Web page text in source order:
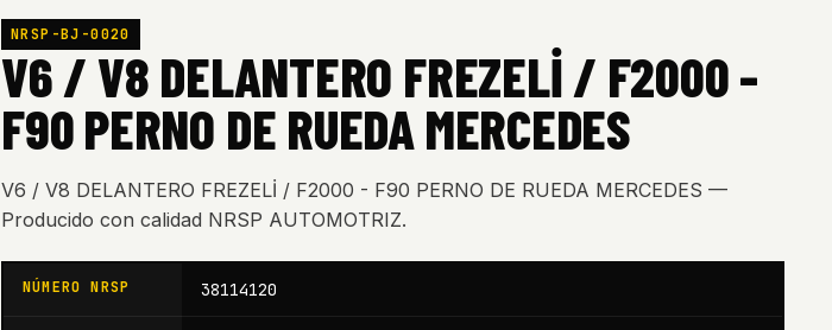
NRSP-BJ-0020
V6 / V8 DELANTERO FREZELİ / F2000 -
F90 PERNO DE RUEDA MERCEDES
V6 / V8 DELANTERO FREZELİ / F2000 - F90 PERNO DE RUEDA MERCEDES —
Producido con calidad NRSP AUTOMOTRIZ.
NÚMERO NRSP 38114120